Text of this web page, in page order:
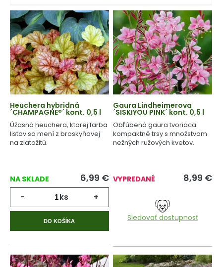
Heuchera hybridná
´CHAMPAGNE®´ kont. 0,5 l
Úžasná heuchera, ktorej farba
listov sa mení z broskyňovej
na zlatožltú.
NA SKLADE 6,99 €
- ks +
DO KOŠÍKA
Gaura Lindheimerova
´SISKIYOU PINK´ kont. 0,5 l
Obľúbená gaura tvoriaca
kompaktné trsy s množstvom
nežných ružových kvetov.
VYPREDANÉ 8,99 €
Sledovať dostupnosť